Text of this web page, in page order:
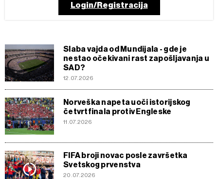
Login/Registracija
Slaba vajda od Mundijala - gde je
nestao očekivani rast zapošljavanja u
SAD?
12.07.2026
Norveška napeta uoči istorijskog
četvrtfinala protiv Engleske
11.07.2026
FIFA broji novac posle završetka
Svetskog prvenstva
20.07.2026